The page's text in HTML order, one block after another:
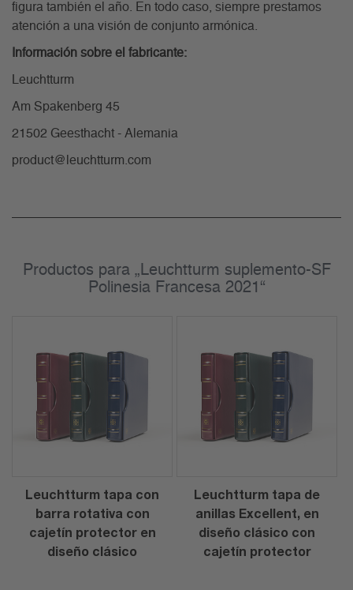
figura también el año. En todo caso, siempre prestamos
atención a una visión de conjunto armónica.
Información sobre el fabricante:
Leuchtturm
Am Spakenberg 45
21502 Geesthacht - Alemania
product@leuchtturm.com
Productos para „Leuchtturm suplemento-SF
Polinesia Francesa 2021“
Leuchtturm tapa con
barra rotativa con
cajetín protector en
diseño clásico
Leuchtturm tapa de
anillas Excellent, en
diseño clásico con
cajetín protector